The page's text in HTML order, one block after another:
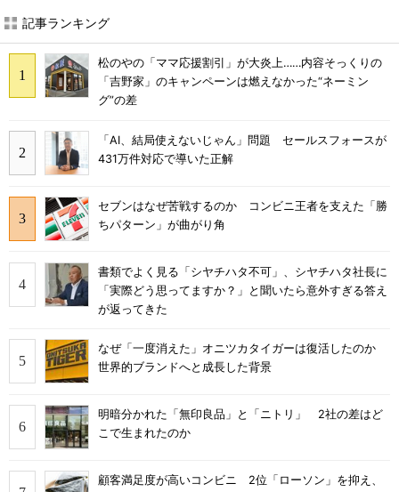
記事ランキング
松のやの「ママ応援割引」が大炎上……内容そっくりの
「吉野家」のキャンペーンは燃えなかった“ネーミン
グ”の差
「AI、結局使えないじゃん」問題 セールスフォースが
431万件対応で導いた正解
セブンはなぜ苦戦するのか コンビニ王者を支えた「勝
ちパターン」が曲がり角
書類でよく見る「シヤチハタ不可」、シヤチハタ社長に
「実際どう思ってますか？」と聞いたら意外すぎる答え
が返ってきた
なぜ「一度消えた」オニツカタイガーは復活したのか
世界的ブランドへと成長した背景
明暗分かれた「無印良品」と「ニトリ」 2社の差はど
こで生まれたのか
顧客満足度が高いコンビニ 2位「ローソン」を抑え、